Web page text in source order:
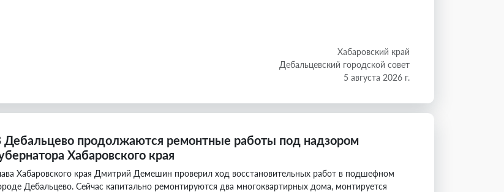
Хабаровский край
Дебальцевский городской совет
5 августа 2026 г.
Дебальцево продолжаются ремонтные работы под надзором
Хабаровского края
Хабаровского края Дмитрий Демешин проверил ход восстановительных работ в подшефном
Дебальцево. Сейчас капитально ремонтируются два многоквартирных дома, монтируется